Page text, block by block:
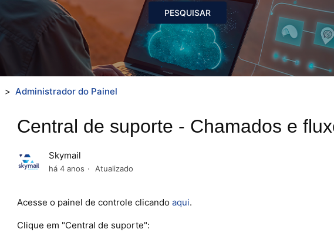
Administrador do Painel
Central de suporte - Chamados e
Skymail
há 4 anos Atualizado
Acesse o painel de controle clicando aqui.
Clique em "Central de suporte":